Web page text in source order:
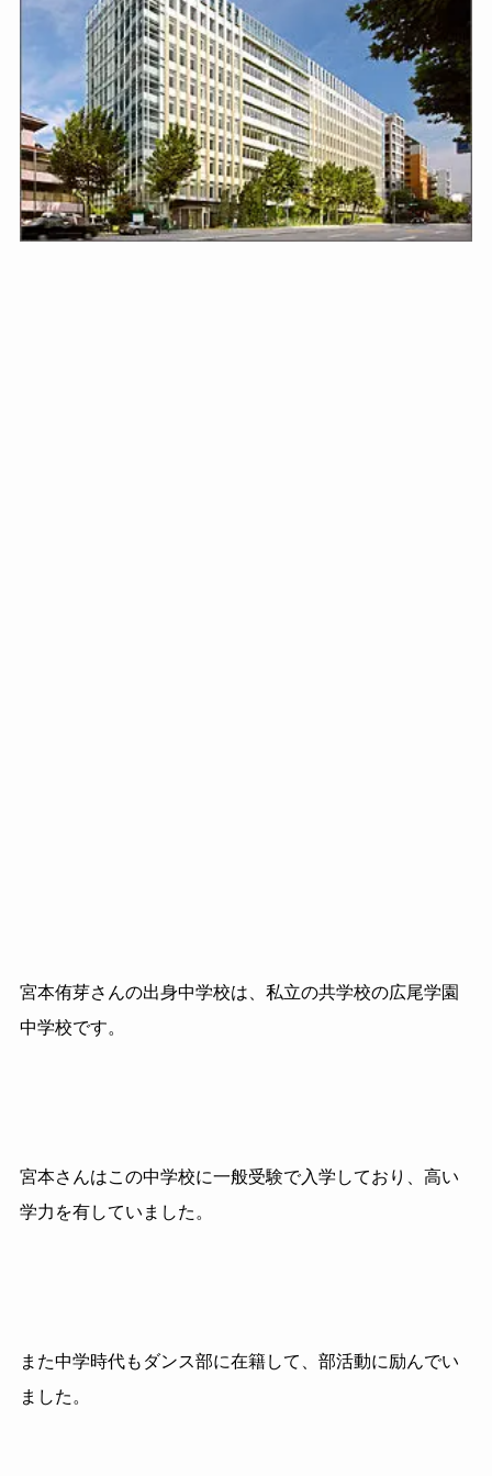
宮本侑芽さんの出身中学校は、私立の共学校の広尾学園
中学校です。
宮本さんはこの中学校に一般受験で入学しており、高い
学力を有していました。
また中学時代もダンス部に在籍して、部活動に励んでい
ました。